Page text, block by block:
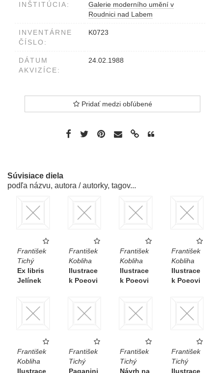
INŠTITÚCIA:
Galerie moderního umění v
Roudnici nad Labem
INVENTÁRNE
ČÍSLO:
K0723
DÁTUM
AKVIZÍCE:
24.02.1988
Pridať medzi obľúbené
Súvisiace diela
podľa názvu, autora / autorky, tagov...
František
Tichý
Ex libris
Jelínek
František
Kobliha
Ilustrace
k Poeovi
František
Kobliha
Ilustrace
k Poeovi
František
Kobliha
Ilustrace
k Poeovi
František
Kobliha
Ilustrace
František
Tichý
Paganini
František
Tichý
Návrh na
František
Tichý
Ilustrace